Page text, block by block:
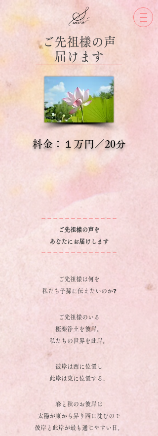
ご先祖樣の声
​届けます
料金：１万円／20分
＝＝＝＝＝＝＝＝＝＝＝＝＝
ご先祖樣の声を
あなたにお届けします
＝＝＝＝＝＝＝＝＝＝＝＝＝
ご先祖樣は何を
私たち子孫に伝えたいのか❓
ご先祖樣のいる
極楽浄土を彼岸。
私たちの世界を此岸。
彼岸は西に位置し
此岸は東に位置する。
春と秋のお彼岸は
太陽が東から昇り西に沈むので
彼岸と此岸が最も通じやすい日。